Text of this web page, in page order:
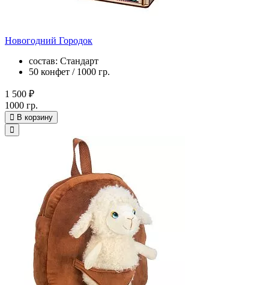
Новогодний Городок
состав: Стандарт
50 конфет / 1000 гр.
1 500 ₽
1000 гр.
В корзину